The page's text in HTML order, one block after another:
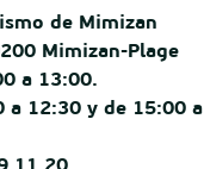
de Mimizan
Mimizan-Plage
a 13:00.
a 12:30 y de 15:00 a